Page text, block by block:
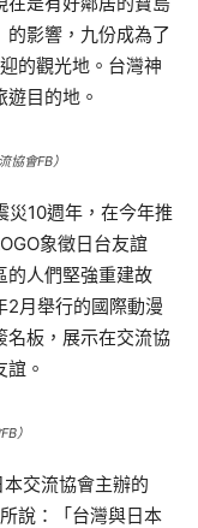
影響，九份成為了
的觀光地。台灣神
目的地。
協會FB）
10週年，在今年推
象徵日台友誼
的人們堅強重建故
2月舉行的國際動漫
名板，展示在交流協
。
）
交流協會主辦的
說：「台灣與日本